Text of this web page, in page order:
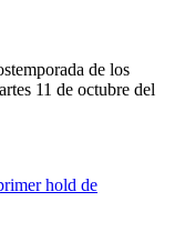
de los
11 de octubre del